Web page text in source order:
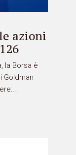
azioni
la Borsa è
Goldman